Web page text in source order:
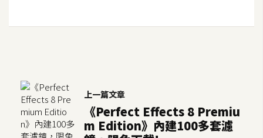
上一篇文章
《Perfect Effects 8 Premiu
m Edition》內建100多套濾